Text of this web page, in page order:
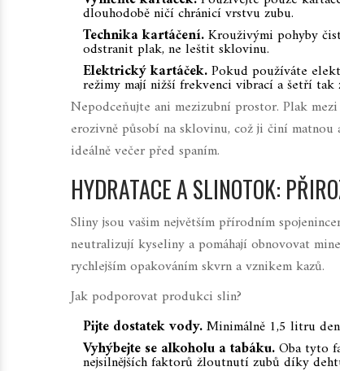
dlouhodobě ničí chránicí vrstvu zubu.
Technika kartáčení.Krouživými pohyby
odstranit plak, ne leštit sklovinu.
Elektrický kartáček.Pokud používáte
režimy mají nižší frekvenci vibrací a šetří tak
Nepodceňujte ani mezizubní prostor. Plak
erozivně působí na sklovinu, což ji činí
ideálně večer před spaním.
HYDRATACE A SLINOTOK:
Sliny jsou vašim největším přírodním
neutralizují kyseliny a pomáhají obnovovat
rychlejším opakováním skvrn a vznikem kazů.
Jak podporovat produkci slin?
Pijte dostatek vody.Minimálně 1,5 litru
Vyhýbejte se alkoholu a tabáku.Oba tyto
nejsilnějších faktorů žloutnutí zubů díky